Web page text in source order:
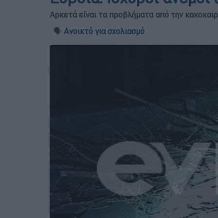
Αρκετά είναι τα προβλήματα από την
🗣️ Ανοικτό για σχολιασμό